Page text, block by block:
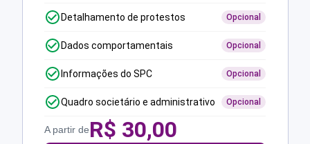
Detalhamento de protestos Opcional
Dados comportamentais Opcional
Informações do SPC Opcional
Quadro societário e administrativo Opcional
A partir deR$ 30,00